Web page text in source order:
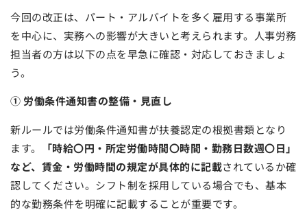
今回の改正は、パート・アルバイトを多く雇用する事業所
を中心に、実務への影響が大きいと考えられます。人事労務
担当者の方は以下の点を早急に確認・対応しておきましょ
う。
① 労働条件通知書の整備・見直し
新ルールでは労働条件通知書が扶養認定の根拠書類となり
ます。
「時給〇円・所定労働時間〇時間・勤務日数週〇日」
など、賃金・労働時間の規定が具体的に記載されているか確
認してください。シフト制を採用している場合でも、基本
的な勤務条件を明確に記載することが重要です。